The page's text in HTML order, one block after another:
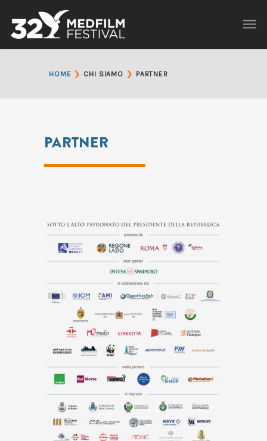
HOME ❯ CHI SIAMO ❯ PARTNER
PARTNER